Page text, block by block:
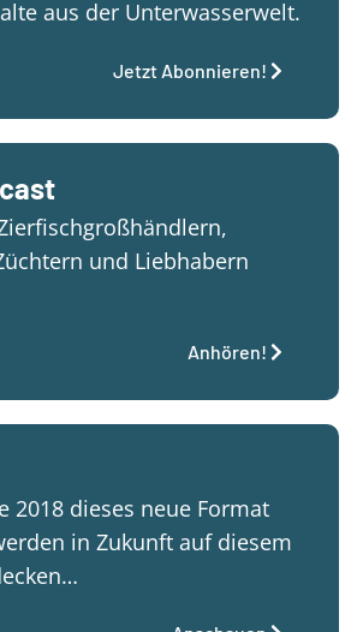
aus der Unterwasserwelt.
Jetzt Abonnieren!
und Liebhabern
Anhören!
2018 dieses neue Format
in Zukunft auf diesem